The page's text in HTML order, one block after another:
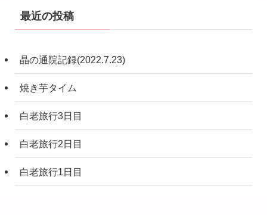
最近の投稿
晶の通院記録(2022.7.23)
焼き芋タイム
白老旅行3日目
白老旅行2日目
白老旅行1日目